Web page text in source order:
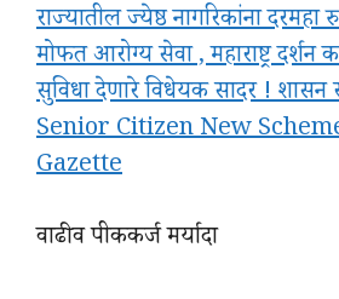
राज्यातील ज्येष्ठ नागरिकांना
मोफत आरोग्य सेवा , महाराष्ट्र
सुविधा देणारे विधेयक सादर ! शासन
Senior Citizen New
Gazette
वाढीव पीककर्ज मर्यादा